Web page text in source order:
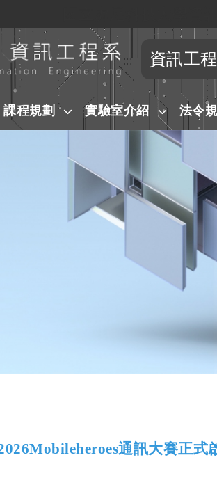
跳到主要內容
::: 資訊工
課程規劃 實驗室介紹 法令
Mobileheroes通訊大賽正式